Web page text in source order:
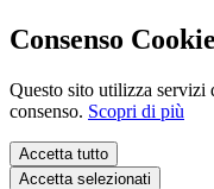
Consenso Cookie
Questo sito utilizza servizi
consenso. Scopri di più
Accetta tutto
Accetta selezionati